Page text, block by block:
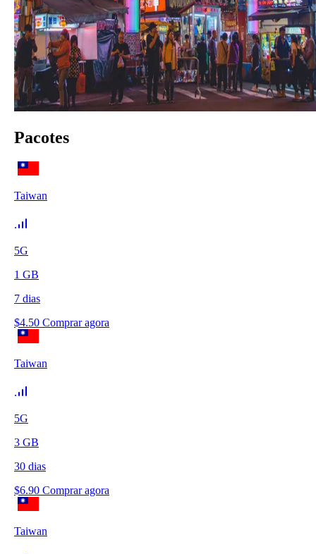
Pacotes
Taiwan
5G
1 GB
7 dias
$4.50 Comprar agora
Taiwan
5G
3 GB
30 dias
$6.90 Comprar agora
Taiwan